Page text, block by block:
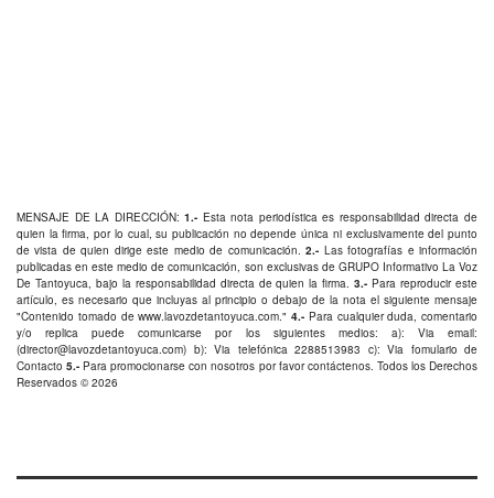
MENSAJE DE LA DIRECCIÓN:1.- Esta nota periodística es responsabilidad directa de
quien la firma, por lo cual, su publicación no depende única ni exclusivamente del punto
de vista de quien dirige este medio de comunicación.2.- Las fotografías e información
publicadas en este medio de comunicación, son exclusivas de GRUPO Informativo La Voz
De Tantoyuca, bajo la responsabilidad directa de quien la firma.3.- Para reproducir este
artículo, es necesario que incluyas al principio o debajo de la nota el siguiente mensaje
"Contenido tomado dewww.lavozdetantoyuca.com." 4.- Para cualquier duda, comentario
y/o replica puede comunicarse por los siguientes medios: a): Via email:
(director@lavozdetantoyuca.com) b): Via telefónica 2288513983 c): Via fomulario de
Contacto 5.- Para promocionarse con nosotros por favorcontáctenos. Todos los Derechos
Reservados © 2026